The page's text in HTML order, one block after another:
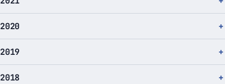
2020
2019
2018